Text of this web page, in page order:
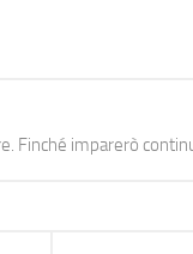
imparerò